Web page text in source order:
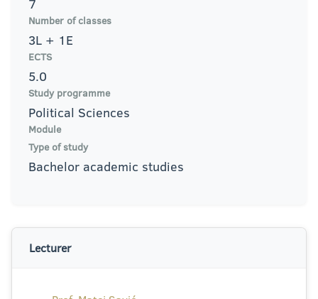
7
Number of classes
3L + 1E
ECTS
5.0
Study programme
Political Sciences
Module
Type of study
Bachelor academic studies
Lecturer